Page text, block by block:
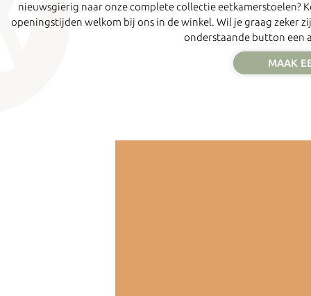
nieuwsgierig naar onze complete collectie eetkamerstoelen?
openingstijden welkom bij ons in de winkel. Wil je graag zeker
onderstaande button een
MAAK